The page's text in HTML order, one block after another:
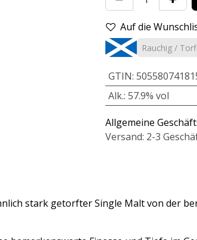
Auf die
Rauchig /
GTIN:
Alk.: 57.9% vol
Allgemeine
Versand: 2-3
stark getorfter Single Malt von der